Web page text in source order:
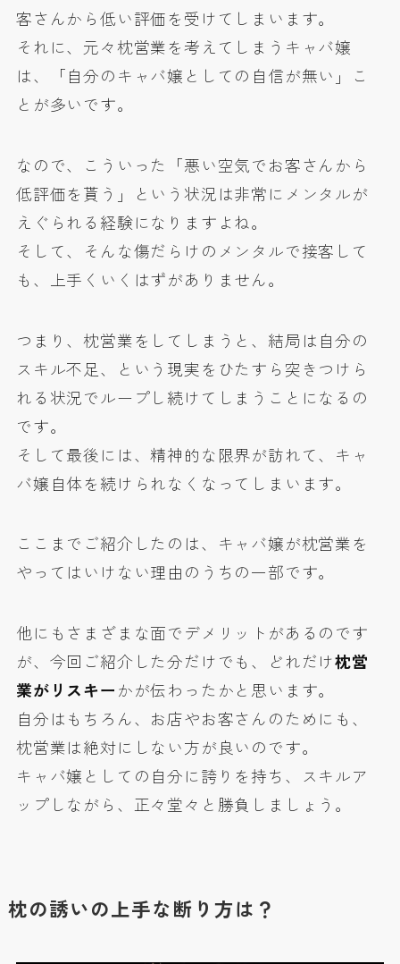
客さんから低い評価を受けてしまいます。
それに、元々枕営業を考えてしまうキャバ嬢
は、「自分のキャバ嬢としての自信が無い」こ
とが多いです。
なので、こういった「悪い空気でお客さんから
低評価を貰う」という状況は非常にメンタルが
えぐられる経験になりますよね。
そして、そんな傷だらけのメンタルで接客して
も、上手くいくはずがありません。
つまり、枕営業をしてしまうと、結局は自分の
スキル不足、という現実をひたすら突きつけら
れる状況でループし続けてしまうことになるの
です。
そして最後には、精神的な限界が訪れて、キャ
バ嬢自体を続けられなくなってしまいます。
ここまでご紹介したのは、キャバ嬢が枕営業を
やってはいけない理由のうちの一部です。
他にもさまざまな面でデメリットがあるのです
が、今回ご紹介した分だけでも、どれだけ枕営
業がリスキーかが伝わったかと思います。
自分はもちろん、お店やお客さんのためにも、
枕営業は絶対にしない方が良いのです。
キャバ嬢としての自分に誇りを持ち、スキルア
ップしながら、正々堂々と勝負しましょう。
枕の誘いの上手な断り方は？